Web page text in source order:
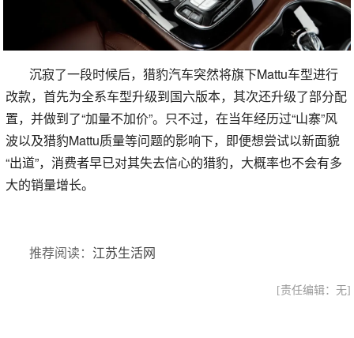
沉寂了一段时候后，猎豹汽车突然将旗下Mattu车型进行
改款，首先为全系车型升级到国六版本，其次还升级了部分配
置，并做到了“加量不加价”。只不过，在当年经历过“山寨”风
波以及猎豹Mattu质量等问题的影响下，即便想尝试以新面貌
“出道”，消费者早已对其失去信心的猎豹，大概率也不会有多
大的销量增长。
推荐阅读： 江苏生活网
[责任编辑：无]